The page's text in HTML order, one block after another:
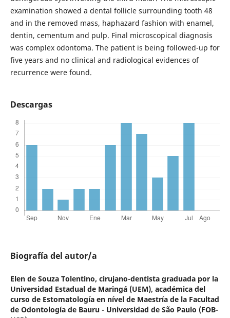
examination showed a dental follicle surrounding tooth 48
and in the removed mass, haphazard fashion with enamel,
dentin, cementum and pulp. Final microscopical diagnosis
was complex odontoma. The patient is being followed-up for
five years and no clinical and radiological evidences of
recurrence were found.
Descargas
Biografía del autor/a
Elen de Souza Tolentino, cirujano-dentista graduada por la
Universidad Estadual de Maringá (UEM), académica del
curso de Estomatología en nível de Maestría de la Facultad
de Odontología de Bauru - Universidad de São Paulo (FOB-